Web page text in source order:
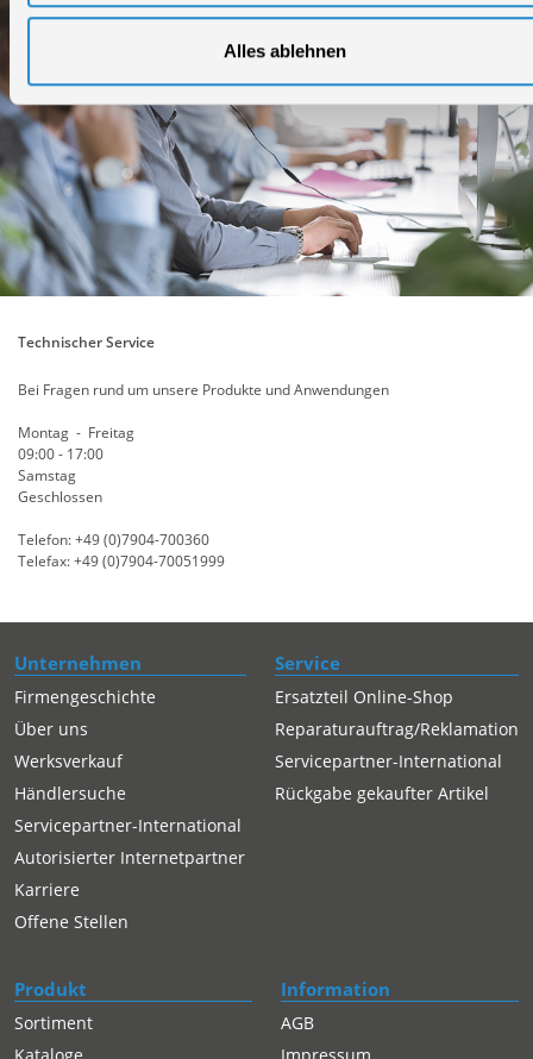
Alles ablehnen
Technischer Service
Bei Fragen rund um unsere Produkte und Anwendungen
Montag - Freitag
09:00 - 17:00
Samstag
Geschlossen
Telefon: +49 (0)7904-700360
Telefax: +49 (0)7904-70051999
Unternehmen
Firmengeschichte
Über uns
Werksverkauf
Händlersuche
Servicepartner-International
Autorisierter Internetpartner
Karriere
Offene Stellen
Service
Ersatzteil Online-Shop
Reparaturauftrag/Reklamation
Servicepartner-International
Rückgabe gekaufter Artikel
Produkt
Sortiment
Information
AGB